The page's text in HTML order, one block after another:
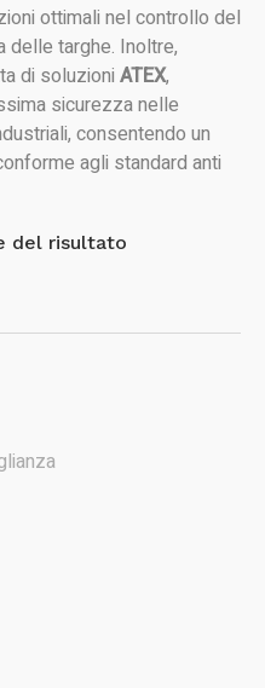
ottimali nel controllo del
delle targhe. Inoltre,
di soluzioni ATEX,
sicurezza nelle
consentendo un
agli standard anti
del risultato